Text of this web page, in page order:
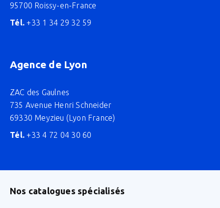
95700 Roissy-en-France
Tél. +33 1 34 29 32 59
Agence de Lyon
ZAC des Gaulnes
735 Avenue Henri Schneider
69330 Meyzieu (Lyon France)
Tél. +33 4 72 04 30 60
Nos catalogues spécialisés